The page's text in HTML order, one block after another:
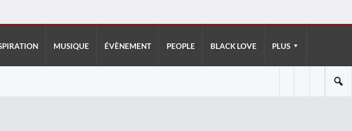
MUSIQUE ÉVÈNEMENT PEOPLE BLACK LOVE PLUS